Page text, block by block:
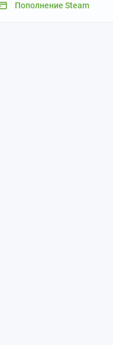
Пополнение Steam